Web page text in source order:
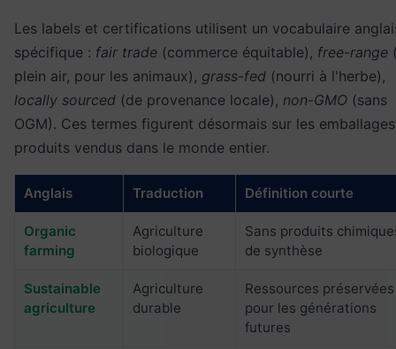
Les labels et certifications utilisent un vocabulaire
spécifique : fair trade (commerce équitable), free-range
plein air, pour les animaux), grass-fed (nourri à l'herbe),
locally sourced (de provenance locale), non-GMO (sans
OGM). Ces termes figurent désormais sur les
produits vendus dans le monde entier.
Anglais Traduction Définition courte
Organic
farming
Agriculture
biologique
Sans produits
de synthèse
Sustainable
agriculture
Agriculture
durable
Ressources préservées
pour les générations
futures